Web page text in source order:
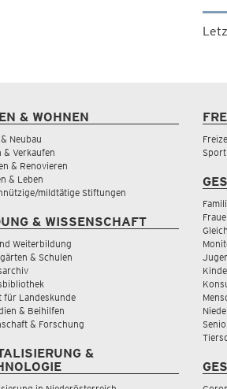
& WOHNEN
Neubau
& Verkaufen
& Renovieren
& Leben
mildtätige Stiftungen
& WISSENSCHAFT
Weiterbildung
& Schulen
für Landeskunde
& Beihilfen
& Forschung
&
Sport